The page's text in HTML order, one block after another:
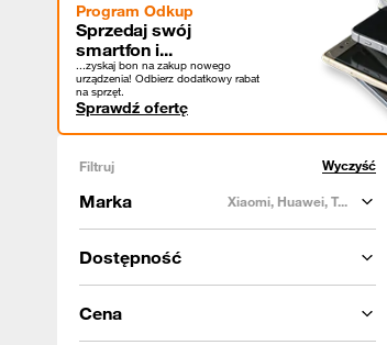
Program Odkup
Sprzedaj swój
smartfon i...
...zyskaj bon na zakup nowego
urządzenia! Odbierz dodatkowy rabat
na sprzęt.
Sprawdź ofertę
Filtruj Wyczyść
Marka Xiaomi, Huawei, T...
Dostępność
Cena